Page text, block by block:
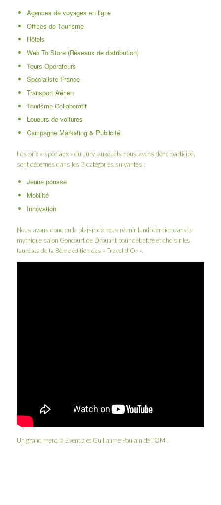
Agences de voyages en ligne
Offices de Tourisme
Hôtels
Web To Store (Réseaux de distribution)
Tours Opérateurs
Spécialiste France
Transport Aérien
Tourisme Collaboratif
Loueurs de voitures
Campagne Marketing & Publicité
Les prix « spéciaux » du Jury, auxquels nous avons donc participé,
sont décernés dans les 3 catégories suivantes :
Jeune pousse
Mobilité
Innovation
Nous avons donc eu le plaisir de nous réunir lundi dernier dans le
mythique salon Goncourt de Drouantpour débattre et choisir les
lauréats de la 8ème édition des « Travel d’Or ».
Un grand merci à Eventizet Guillaume Poulain deTOM !